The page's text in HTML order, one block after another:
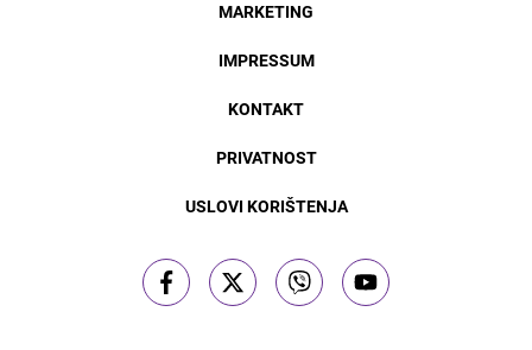
MARKETING
IMPRESSUM
KONTAKT
PRIVATNOST
USLOVI KORIŠTENJA